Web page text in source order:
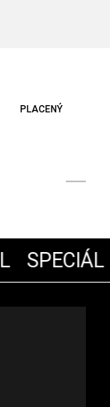
PLACENÝ
SPECIÁL